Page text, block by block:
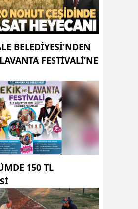
BELEDIYESI’NDEN
FESTIVALI’NE
150 TL